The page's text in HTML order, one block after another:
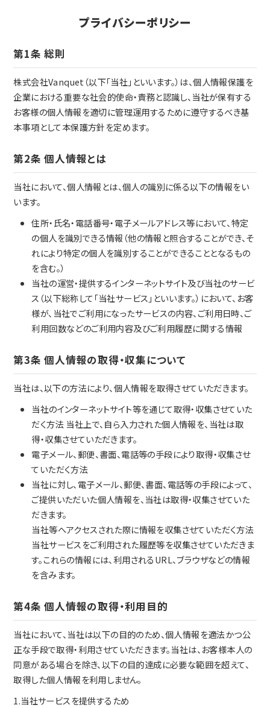
プライバシーポリシー
第1条 総則
株式会社Vanquet（以下「当社」といいます。）は、個人情報保護を
企業における重要な社会的使命・責務と認識し、当社が保有する
お客様の個人情報を適切に管理運用するために遵守するべき基
本事項として本保護方針を定めます。
第2条 個人情報とは
当社において、個人情報とは、個人の識別に係る以下の情報をい
います。
住所・氏名・電話番号・電子メールアドレス等において、特定
の個人を識別できる情報（他の情報と照合することができ、そ
れにより特定の個人を識別することができることとなるもの
を含む。）
当社の運営・提供するインターネットサイト及び当社のサービ
ス（以下総称して「当社サービス」といいます。）において、お客
様が、当社でご利用になったサービスの内容、ご利用日時、ご
利用回数などのご利用内容及びご利用履歴に関する情報
第3条 個人情報の取得・収集について
当社は、以下の方法により、個人情報を取得させていただきます。
当社のインターネットサイト等を通じて取得・収集させていた
だく方法 当社上で、自ら入力された個人情報を、当社は取
得・収集させていただきます。
電子メール、郵便、書面、電話等の手段により取得・収集させ
ていただく方法
当社に対し、電子メール、郵便、書面、電話等の手段によって、
ご提供いただいた個人情報を、当社は取得・収集させていた
だきます。
当社等へアクセスされた際に情報を収集させていただく方法
当社サービスをご利用された履歴等を収集させていただきま
す。これらの情報には、利用されるURL、ブラウザなどの情報
を含みます。
第4条 個人情報の取得・利用目的
当社において、当社は以下の目的のため、個人情報を適法かつ公
正な手段で取得・利用させていただきます。当社は、お客様本人の
同意がある場合を除き、以下の目的達成に必要な範囲を超えて、
取得した個人情報を利用しません。
1.当社サービスを提供するため